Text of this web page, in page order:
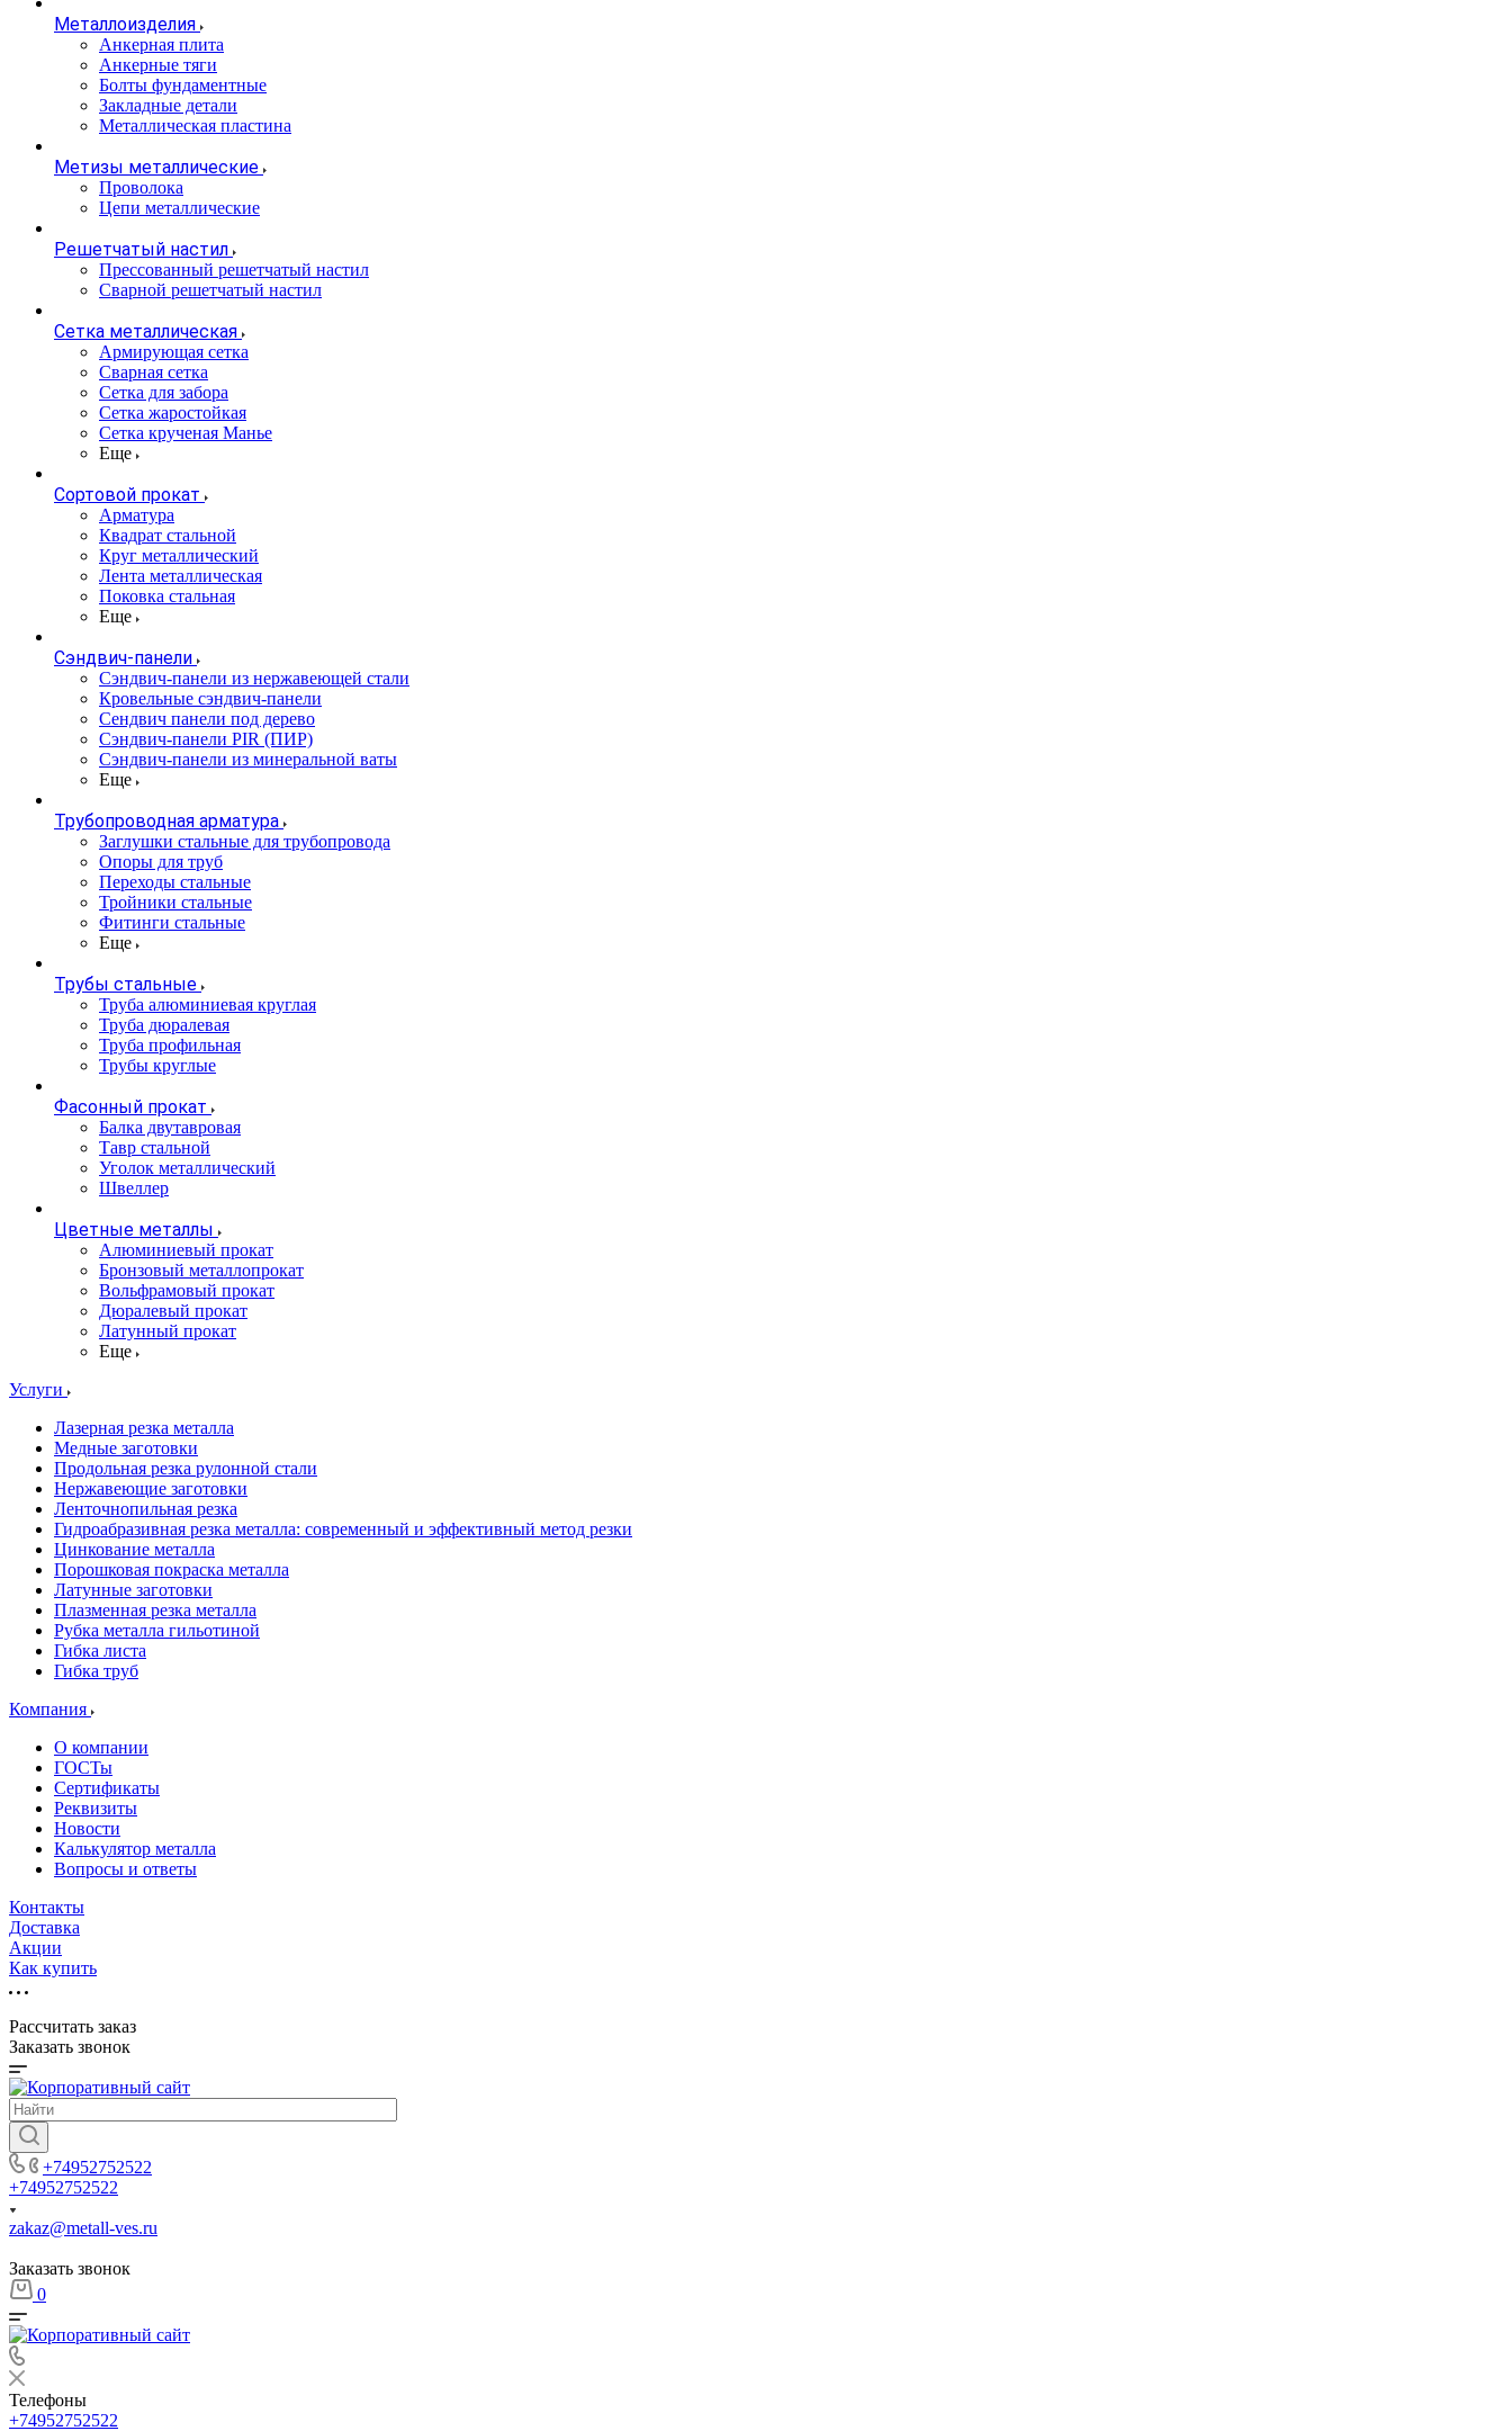
Металлоизделия
Анкерная плита
Анкерные тяги
Болты фундаментные
Закладные детали
Металлическая пластина
Метизы металлические
Проволока
Цепи металлические
Решетчатый настил
Прессованный решетчатый настил
Сварной решетчатый настил
Сетка металлическая
Армирующая сетка
Сварная сетка
Сетка для забора
Сетка жаростойкая
Сетка крученая Манье
Еще
Сортовой прокат
Арматура
Квадрат стальной
Круг металлический
Лента металлическая
Поковка стальная
Еще
Сэндвич-панели
Cэндвич-панели из нержавеющей стали
Кровельные сэндвич-панели
Сендвич панели под дерево
Сэндвич-панели PIR (ПИР)
Сэндвич-панели из минеральной ваты
Еще
Трубопроводная арматура
Заглушки стальные для трубопровода
Опоры для труб
Переходы стальные
Тройники стальные
Фитинги стальные
Еще
Трубы стальные
Труба алюминиевая круглая
Труба дюралевая
Труба профильная
Трубы круглые
Фасонный прокат
Балка двутавровая
Тавр стальной
Уголок металлический
Швеллер
Цветные металлы
Алюминиевый прокат
Бронзовый металлопрокат
Вольфрамовый прокат
Дюралевый прокат
Латунный прокат
Еще
Услуги
Лазерная резка металла
Медные заготовки
Продольная резка рулонной стали
Нержавеющие заготовки
Ленточнопильная резка
Гидроабразивная резка металла: современный и эффективный метод резки
Цинкование металла
Порошковая покраска металла
Латунные заготовки
Плазменная резка металла
Рубка металла гильотиной
Гибка листа
Гибка труб
Компания
О компании
ГОСТы
Сертификаты
Реквизиты
Новости
Калькулятор металла
Вопросы и ответы
Контакты
Доставка
Акции
Как купить
Рассчитать заказ
Заказать звонок
+74952752522
+74952752522
zakaz@metall-ves.ru
Заказать звонок
0
Телефоны
+74952752522